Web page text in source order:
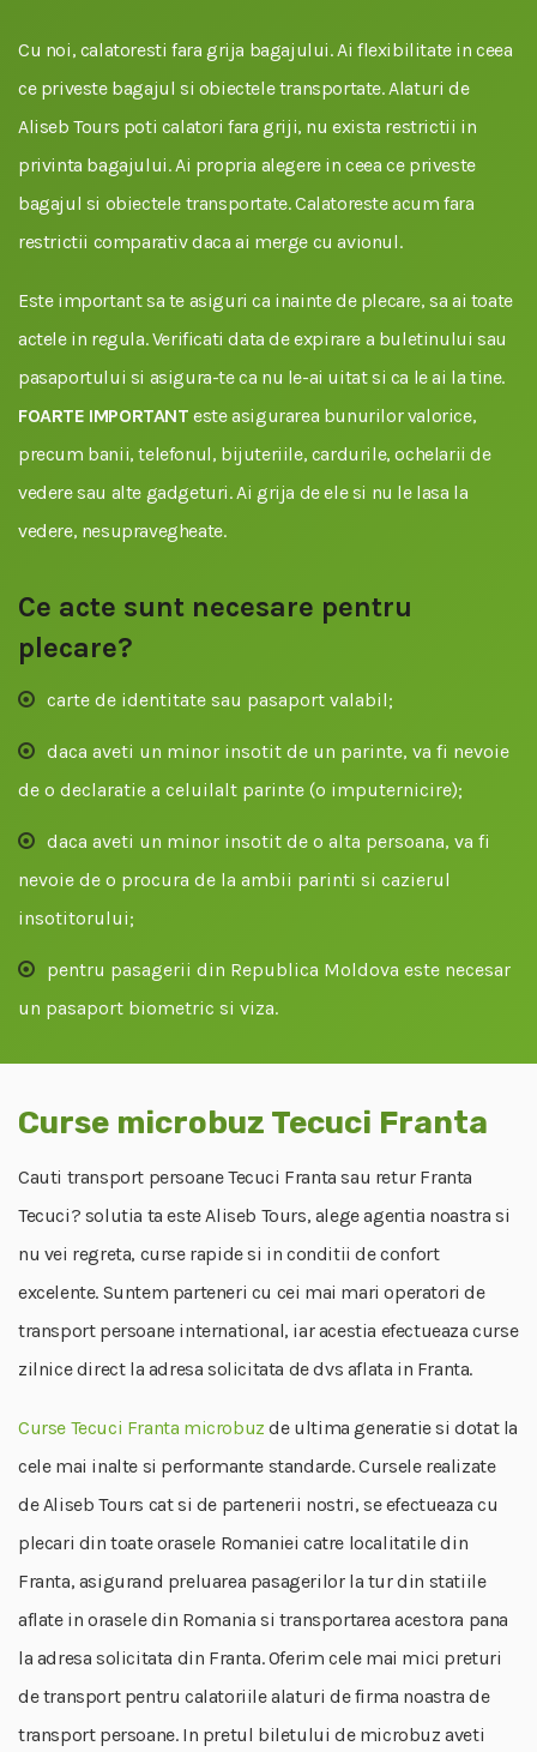
Cu noi, calatoresti fara grija bagajului. Ai flexibilitate in ceea
ce priveste bagajul si obiectele transportate. Alaturi de
Aliseb Tours poti calatori fara griji, nu exista restrictii in
privinta bagajului. Ai propria alegere in ceea ce priveste
bagajul si obiectele transportate. Calatoreste acum fara
restrictii comparativ daca ai merge cu avionul.
Este important sa te asiguri ca inainte de plecare, sa ai toate
actele in regula. Verificati data de expirare a buletinului sau
pasaportului si asigura-te ca nu le-ai uitat si ca le ai la tine.
FOARTE IMPORTANT este asigurarea bunurilor valorice,
precum banii, telefonul, bijuteriile, cardurile, ochelarii de
vedere sau alte gadgeturi. Ai grija de ele si nu le lasa la
vedere, nesupravegheate.
Ce acte sunt necesare pentru
plecare?
carte de identitate sau pasaport valabil;
daca aveti un minor insotit de un parinte, va fi nevoie
de o declaratie a celuilalt parinte (o imputernicire);
daca aveti un minor insotit de o alta persoana, va fi
nevoie de o procura de la ambii parinti si cazierul
insotitorului;
pentru pasagerii din Republica Moldova este necesar
un pasaport biometric si viza.
Curse microbuz Tecuci Franta
Cauti transport persoane Tecuci Franta sau retur Franta
Tecuci? solutia ta este Aliseb Tours, alege agentia noastra si
nu vei regreta, curse rapide si in conditii de confort
excelente. Suntem parteneri cu cei mai mari operatori de
transport persoane international, iar acestia efectueaza curse
zilnice direct la adresa solicitata de dvs aflata in Franta.
Curse Tecuci Franta microbuz de ultima generatie si dotat la
cele mai inalte si performante standarde. Cursele realizate
de Aliseb Tours cat si de partenerii nostri, se efectueaza cu
plecari din toate orasele Romaniei catre localitatile din
Franta, asigurand preluarea pasagerilor la tur din statiile
aflate in orasele din Romania si transportarea acestora pana
la adresa solicitata din Franta. Oferim cele mai mici preturi
de transport pentru calatoriile alaturi de firma noastra de
transport persoane. In pretul biletului de microbuz aveti